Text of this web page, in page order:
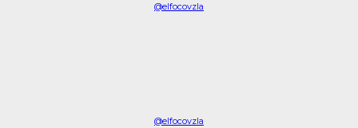
@elfocovzla
@elfocovzla